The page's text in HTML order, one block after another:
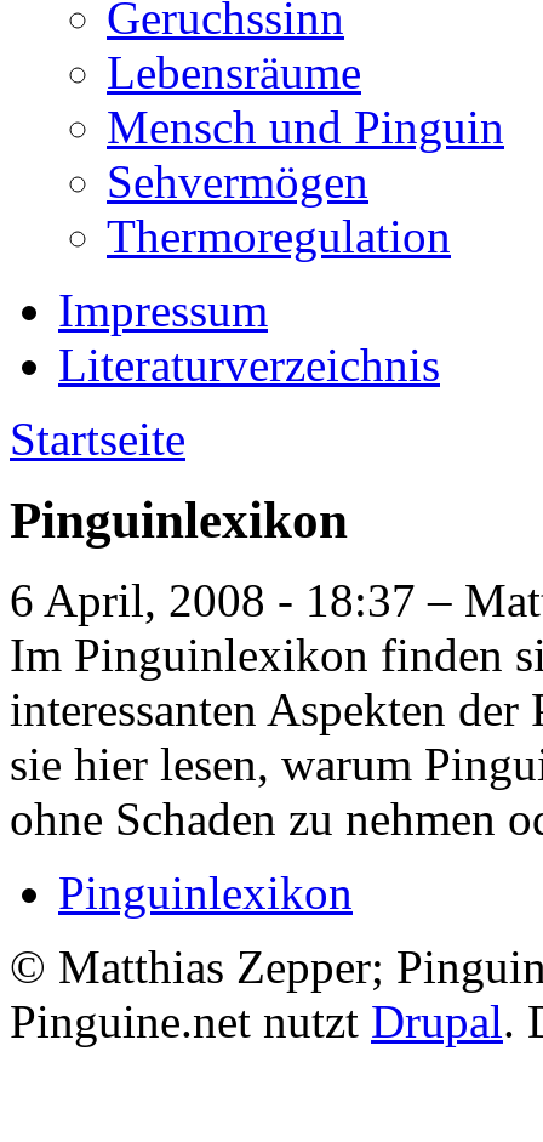
Geruchssinn
Lebensräume
Mensch und Pinguin
Sehvermögen
Thermoregulation
Impressum
Literaturverzeichnis
Startseite
Pinguinlexikon
6 April, 2008 - 18:37 –
Im Pinguinlexikon finden
interessanten Aspekten
sie hier lesen, warum
ohne Schaden zu nehmen
Pinguinlexikon
© Matthias Zepper;
Pinguine.net nutzt Drupal.